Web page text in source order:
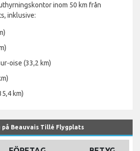
inom 50 km från
inklusive:
oise (33,2 km)
km)
Beauvais Tillé Flygplats